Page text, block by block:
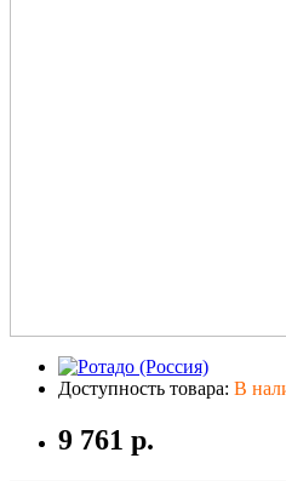
Доступность товара: В
9 761 р.